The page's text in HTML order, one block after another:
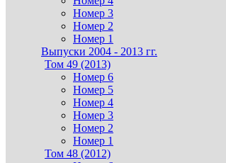
Номер 3
Номер 2
Номер 1
Выпуски 2004 - 2013 гг.
Том 49 (2013)
Номер 6
Номер 5
Номер 4
Номер 3
Номер 2
Номер 1
Том 48 (2012)